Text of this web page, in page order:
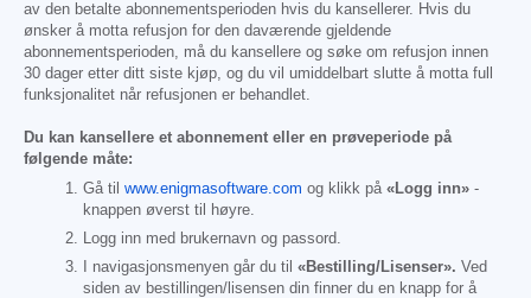
av den betalte abonnementsperioden hvis du kansellerer. Hvis du
ønsker å motta refusjon for den daværende gjeldende
abonnementsperioden, må du kansellere og søke om refusjon innen
30 dager etter ditt siste kjøp, og du vil umiddelbart slutte å motta full
funksjonalitet når refusjonen er behandlet.
Du kan kansellere et abonnement eller en prøveperiode på
følgende måte:
Gå til www.enigmasoftware.com og klikk på «Logg inn» -
knappen øverst til høyre.
Logg inn med brukernavn og passord.
I navigasjonsmenyen går du til «Bestilling/Lisenser». Ved
siden av bestillingen/lisensen din finner du en knapp for å